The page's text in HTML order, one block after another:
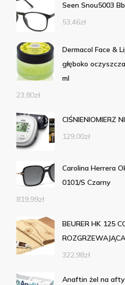
Seen Snou5003
53,46zł
Dermacol Face &
głęboko
ml
23,80zł
CIŚNIENIOMIERZ
129,00zł
Carolina Herrera
0101/S Czarny
819,99zł
BEURER HK 125
ROZGRZEWAJĄCA
322,98zł
Anaftin żel na